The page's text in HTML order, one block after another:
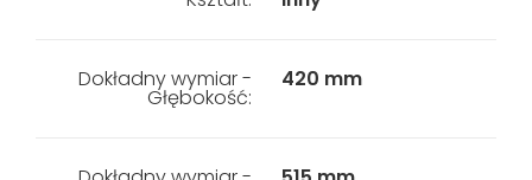
Dokładny wymiar -
Głębokość:
420 mm